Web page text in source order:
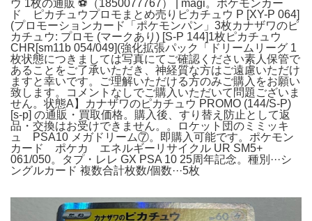
ウ 1枚の通販 ⚽️（1850077767） | magi。ポケモンカー
ド ピカチュウプロモまとめ売りピカチュウ P [XY-P 064]
(プロモーションカード「ポケモンパン」3枚カナザワのピ
カチュウ: プロモ (マークあり) [S-P 144]1枚ピカチュウ
CHR[sm11b 054/049](強化拡張パック「ドリームリーグ 1
枚状態につきましては写真にてご確認ください素人保管で
あることをご了承いただき、神経質な方はご遠慮いただけ
ますと幸いです。ご理解いただける方のみご購入をお願い
致します。コメントなしでご購入いただいて問題ございま
せん。状態A】カナザワのピカチュウ PROMO (144/S-P)
[s-p] の通販・買取価格。購入後、すり替え防止として返
品・交換はお受けできません。。ロケット団のミミッキ
ュ PSA10 メガドリーム⑦。即購入可能です。ポケモン
カード ポケカ エネルギーリサイクル UR SM5+
061/050。タプ・レレ GX PSA 10 25周年記念。種別···シ
ングルカード 複数合計枚数/個数···5枚